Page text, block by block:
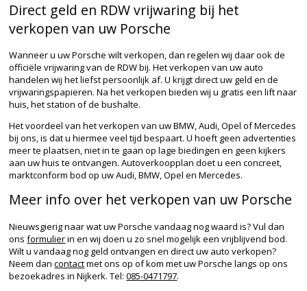
Direct geld en RDW vrijwaring bij het
verkopen van uw Porsche
Wanneer u uw Porsche wilt verkopen, dan regelen wij daar ook de
officiële vrijwaring van de RDW bij. Het verkopen van uw auto
handelen wij het liefst persoonlijk af. U krijgt direct uw geld en de
vrijwaringspapieren. Na het verkopen bieden wij u gratis een lift naar
huis, het station of de bushalte.
Het voordeel van het verkopen van uw BMW, Audi, Opel of Mercedes
bij ons, is dat u hiermee veel tijd bespaart. U hoeft geen advertenties
meer te plaatsen, niet in te gaan op lage biedingen en geen kijkers
aan uw huis te ontvangen. Autoverkoopplan doet u een concreet,
marktconform bod op uw Audi, BMW, Opel en Mercedes.
Meer info over het verkopen van uw Porsche
Nieuwsgierig naar wat uw Porsche vandaag nog waard is? Vul dan
onsformulierin en wij doen u zo snel mogelijk een vrijblijvend bod.
Wilt u vandaag nog geld ontvangen en direct uw auto verkopen?
Neem dancontactmet ons op of kom met uw Porsche langs op ons
bezoekadres in Nijkerk. Tel:085-0471797.